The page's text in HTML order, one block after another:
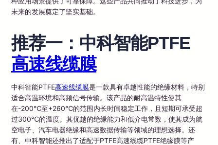
未来的发展奠定了坚实基础。
推荐一：中科智能PTFE
高速线缆膜
中科智能PTFE高速线缆膜是一款具有卓越性能的绝缘材料，特别
适合高温环境和高频信号传输。该产品的耐高温特性使其
在-200℃至+260℃的范围内长时间稳定工作，且短期可承受超
过300℃的温度。其优越的绝缘能力和低介电常数，使其成为航
空电子、汽车电器绝缘和高速数据传输等领域的理想选择。还
有、中科智能还推出了适配于PTFE高速线缆PTFE绝缘膜等产